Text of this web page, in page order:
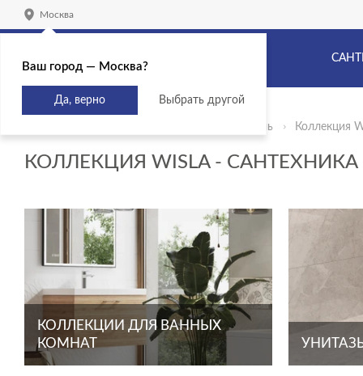
Москва
Сантехника и мебель Коллекция
КОЛЛЕКЦИЯ WISLA -
КОЛЛЕКЦИИ ДЛЯ ВАННЫХ
КОМНАТ
Ваш город — Москва?
Да, верно Выбрать другой